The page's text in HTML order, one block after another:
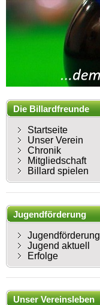
Die Billardfreunde
Mühlhausen
Startseite
Unser Verein
Chronik
Mitgliedschaft
Billard spielen
Jugendförderung
Jugendförderung
Jugend aktuell
Erfolge
Unser Vereinsleben